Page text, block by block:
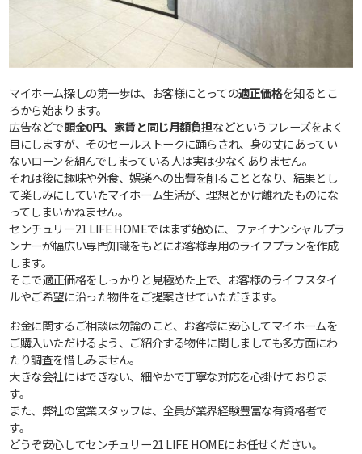
マイホーム探しの第一歩は、お客様にとっての適正価格を知るとこ
ろから始まります。
広告などで頭金0円、家賃と同じ月額負担などというフレーズをよく
目にしますが、そのセールストークに踊らされ、身の丈にあってい
ないローンを組んでしまっている人は実は少なくありません。
それは後に趣味や外食、娯楽への出費を削ることとなり、結果とし
て楽しみにしていたマイホーム生活が、理想とかけ離れたものにな
ってしまいかねません。
センチュリー21 LIFE HOMEではまず始めに、ファイナンシャルプラ
ンナーが幅広い専門知識をもとにお客様専用のライフプランを作成
します。
そこで適正価格をしっかりと見極めた上で、お客様のライフスタイ
ルやご希望に沿った物件をご提案させていただきます。
お金に関するご相談は勿論のこと、お客様に安心してマイホームを
ご購入いただけるよう、ご紹介する物件に関しましても多方面にわ
たり調査を惜しみません。
大きな会社にはできない、細やかで丁寧な対応を心掛けておりま
す。
また、弊社の営業スタッフは、全員が業界経験豊富な有資格者で
す。
どうぞ安心してセンチュリー21 LIFE HOMEにお任せください。